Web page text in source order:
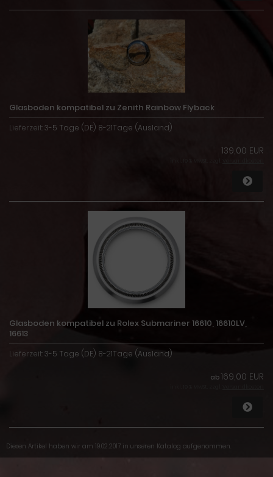
Glasboden kompatibel zu Zenith Rainbow Flyback
Lieferzeit:3-5 Tage (DE) 8-21Tage (Ausland)
139,00 EUR
Glasboden kompatibel zu Rolex Submariner 16610, 16610LV,
16613
Lieferzeit:3-5 Tage (DE) 8-21Tage (Ausland)
ab 169,00 EUR
Diesen Artikel haben wir am 19.02.2017 in unseren Katalog aufgenommen.